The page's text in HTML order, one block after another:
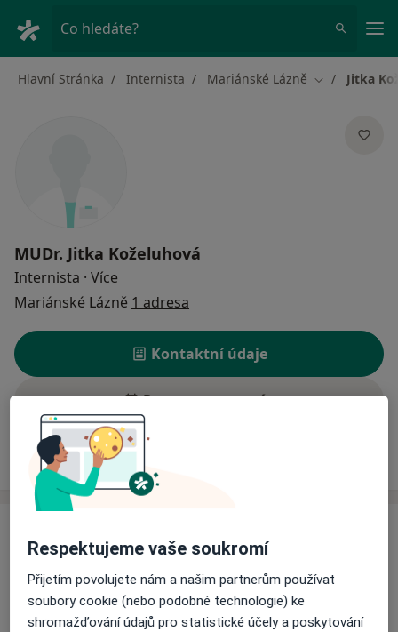
Co hledáte?
Hlavní Stránka Internista Mariánské Lázně Změna města
Jitka
MUDr. Jitka Koželuhová
Internista · Více
Mariánské Lázně 1 adresa
Kontaktní údaje
Rezervovat termín
Ceník
Tento specialista ještě nepřidával žádné informace o
svých službách.
Respektujeme vaše soukromí
Přijetím povolujete nám a našim partnerům používat
soubory cookie (nebo podobné technologie) ke
shromažďování údajů pro statistické účely a poskytování